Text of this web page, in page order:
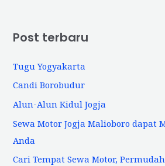
Post terbaru
Tugu Yogyakarta
Candi Borobudur
Alun-Alun Kidul Jogja
Sewa Motor Jogja Malioboro dapat
Anda
Cari Tempat Sewa Motor,